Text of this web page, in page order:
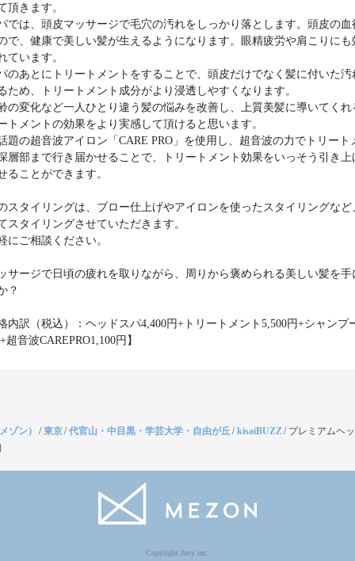
頂きます。
では、頭皮マッサージで毛穴の汚れをしっかり落とします。頭皮の血
で、健康で美しい髪が生えるようになります。眼精疲労や肩こりにも
ています。
のあとにトリートメントをすることで、頭皮だけでなく髪に付いた汚
ため、トリートメント成分がより浸透しやすくなります。
の変化など一人ひとり違う髪の悩みを改善し、上質美髪に導いてくれ
トメントの効果をより実感して頂けると思います。
題の超音波アイロン「CARE PRO」を使用し、超音波の力でトリート
層部まで行き届かせることで、トリートメント効果をいっそう引き上
ることができます。
スタイリングは、ブロー仕上げやアイロンを使ったスタイリングなど
スタイリングさせていただきます。
にご相談ください。
サージで日頃の疲れを取りながら、周りから褒められる美しい髪を手
？
内訳（税込）：ヘッドスパ4,400円+トリートメント5,500円+シャンプ
超音波CAREPRO1,100円】
ゾン） /東京/代官山・中目黒・学芸大学・自由が丘/kisaiBUZZ/ プレミアムヘ
Copyright Jocy inc.